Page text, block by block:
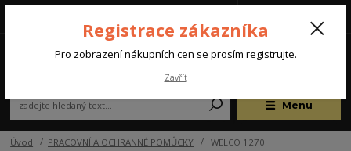
Menu
(Po-Pá, 07:00-15:30 hod.)
Úvod PRACOVNÍ A OCHRANNÉ POMŮCKY WELCO 1270
Registrace zákazníka
Pro zobrazení nákupních cen se prosím registrujte.
Zavřít